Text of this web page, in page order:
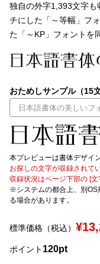
よくあるご質問
お問い合わせ
太さ・ウェイト
セット or 単体
文字種類
価格帯
〜
独自の外字1,393文字も
チにした「～等幅」フ
た「～KP」フォントを
おためしサンプル（15
本プレビューは書体デザイ
お探しの文字が収録されて
収録状況はページ下部の [文
※システムの都合上、別OS
る場合があります。
標準価格（税込）
ポイント 120pt